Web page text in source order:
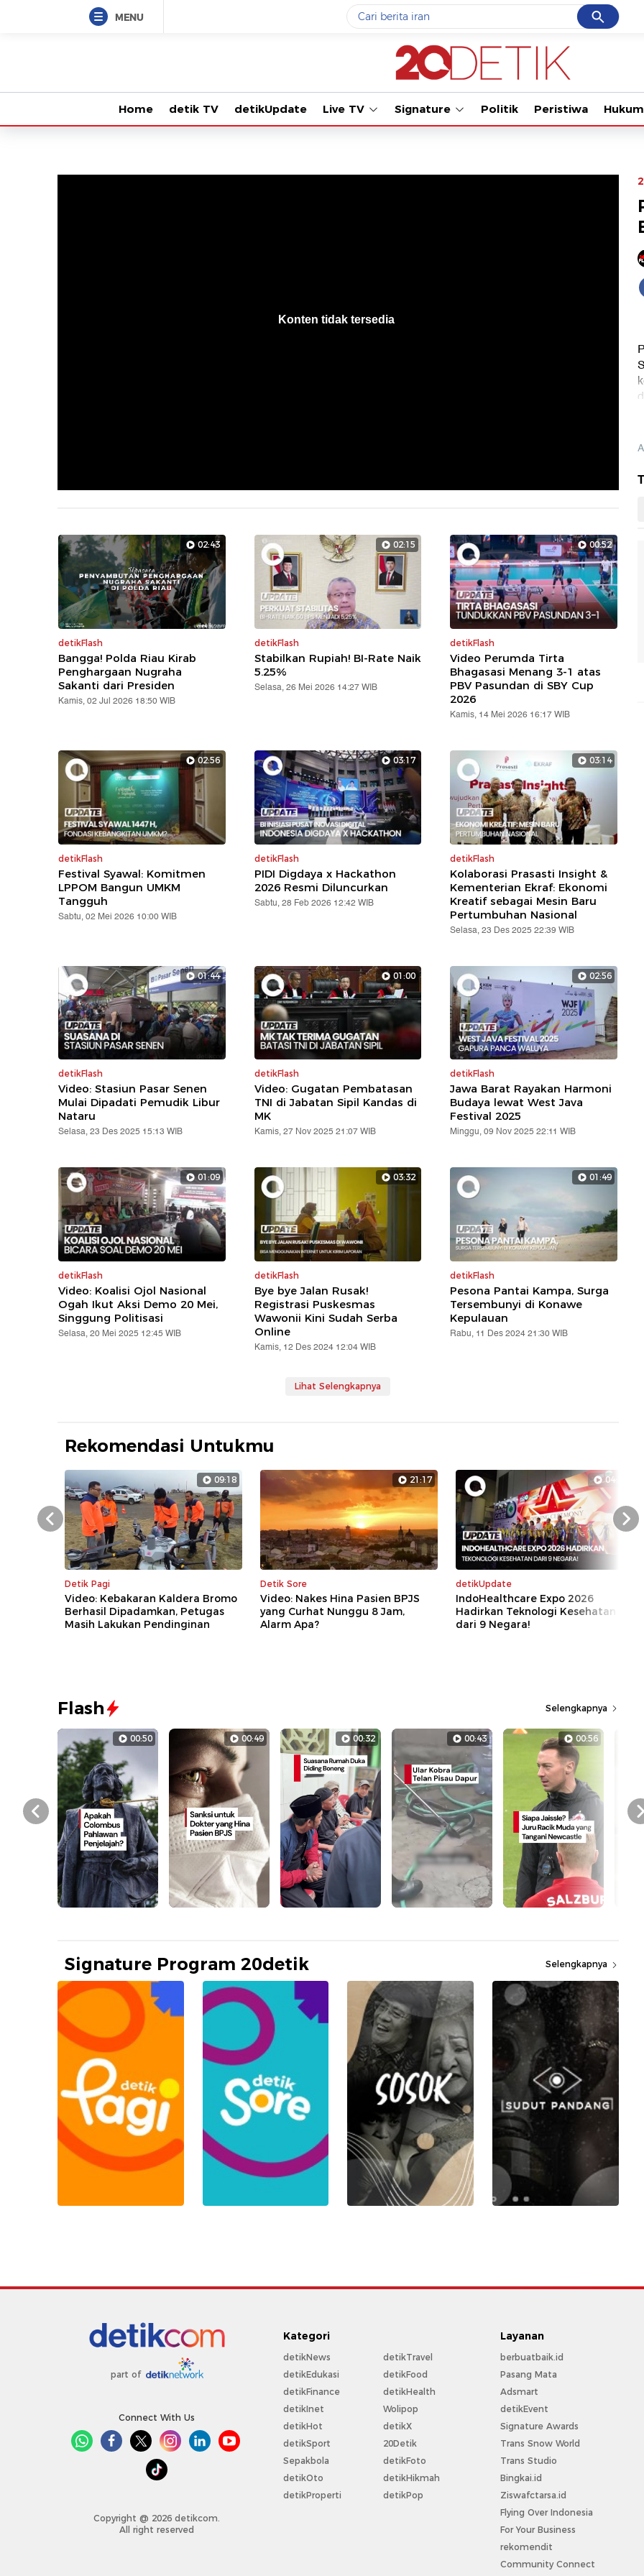
MENU Cancel
Yang sedang ramai dicari
gempa hari ini
#3iran
#5prabowo
Tonton kabar
Home detik TV detikUpdate Live TV Signature Politik Peristiwa Hukum
Konten tidak tersedia
02:43
detikFlash
Bangga! Polda Riau Kirab
Penghargaan Nugraha
Sakanti dari Presiden
Kamis, 02 Jul 2026 18:50 WIB
02:15
detikFlash
Stabilkan Rupiah! BI-Rate Naik
5.25%
Selasa, 26 Mei 2026 14:27 WIB
00:52
detikFlash
Video Perumda Tirta
Bhagasasi Menang 3-1 atas
PBV Pasundan di SBY Cup
2026
Kamis, 14 Mei 2026 16:17 WIB
02:56
detikFlash
Festival Syawal: Komitmen
LPPOM Bangun UMKM
Tangguh
Sabtu, 02 Mei 2026 10:00 WIB
03:17
detikFlash
PIDI Digdaya x Hackathon
2026 Resmi Diluncurkan
Sabtu, 28 Feb 2026 12:42 WIB
03:14
detikFlash
Kolaborasi Prasasti Insight &
Kementerian Ekraf: Ekonomi
Kreatif sebagai Mesin Baru
Pertumbuhan Nasional
Selasa, 23 Des 2025 22:39 WIB
01:44
detikFlash
Video: Stasiun Pasar Senen
Mulai Dipadati Pemudik Libur
Nataru
Selasa, 23 Des 2025 15:13 WIB
01:00
detikFlash
Video: Gugatan Pembatasan
TNI di Jabatan Sipil Kandas di
MK
Kamis, 27 Nov 2025 21:07 WIB
02:56
detikFlash
Jawa Barat Rayakan Harmoni
Budaya lewat West Java
Festival 2025
Minggu, 09 Nov 2025 22:11 WIB
01:09
detikFlash
Video: Koalisi Ojol Nasional
Ogah Ikut Aksi Demo 20 Mei,
Singgung Politisasi
Selasa, 20 Mei 2025 12:45 WIB
03:32
detikFlash
Bye bye Jalan Rusak!
Registrasi Puskesmas
Wawonii Kini Sudah Serba
Online
Kamis, 12 Des 2024 12:04 WIB
01:49
detikFlash
Pesona Pantai Kampa, Surga
Tersembunyi di Konawe
Kepulauan
Rabu, 11 Des 2024 21:30 WIB
Lihat Selengkapnya
Rekomendasi Untukmu
09:18
Detik Pagi
Video: Kebakaran Kaldera Bromo
Berhasil Dipadamkan, Petugas
Masih Lakukan Pendinginan
21:17
Detik Sore
Video: Nakes Hina Pasien BPJS
yang Curhat Nunggu 8 Jam,
Alarm Apa?
04:39
detikUpdate
IndoHealthcare Expo 2026
Hadirkan Teknologi Kesehatan
dari 9 Negara!
Prev Next
Flash Selengkapnya
00:50 00:49 00:32 00:43 00:56
Prev
Signature Program 20detik Selengkapnya
part of
Connect With Us
Copyright @ 2026 detikcom.
All right reserved
Kategori
detikNews
detikEdukasi
detikFinance
detikInet
detikHot
detikSport
Sepakbola
detikOto
detikProperti
detikTravel
detikFood
detikHealth
Wolipop
detikX
20Detik
detikFoto
detikHikmah
detikPop
Layanan
berbuatbaik.id
Pasang Mata
Adsmart
detikEvent
Signature Awards
Trans Snow World
Trans Studio
Bingkai.id
Ziswafctarsa.id
Flying Over Indonesia
For Your Business
rekomendit
Community Connect